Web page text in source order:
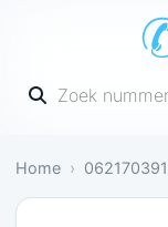
Vul een
Home